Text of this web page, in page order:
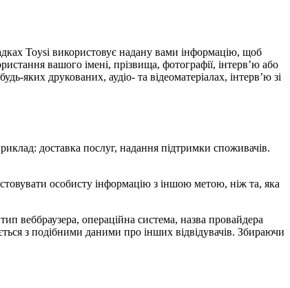
Toysi використовує надану вами інформацію, щоб
вашого імені, прізвища, фотографії, інтерв’ю або
яких друкованих, аудіо- та відеоматеріалах, інтерв’ю зі
доставка послуг, надання підтримки споживачів.
особисту інформацію з іншою метою, ніж та, яка
тип веббраузера, операційна система, назва провайдера
з подібними даними про інших відвідувачів. Збираючи